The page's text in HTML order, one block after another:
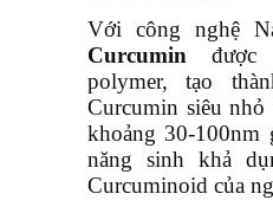
Với công nghệ
Curcumin được
polymer, tạo
Curcumin siêu
khoảng 30-100nm
năng sinh khả
Curcuminoid của